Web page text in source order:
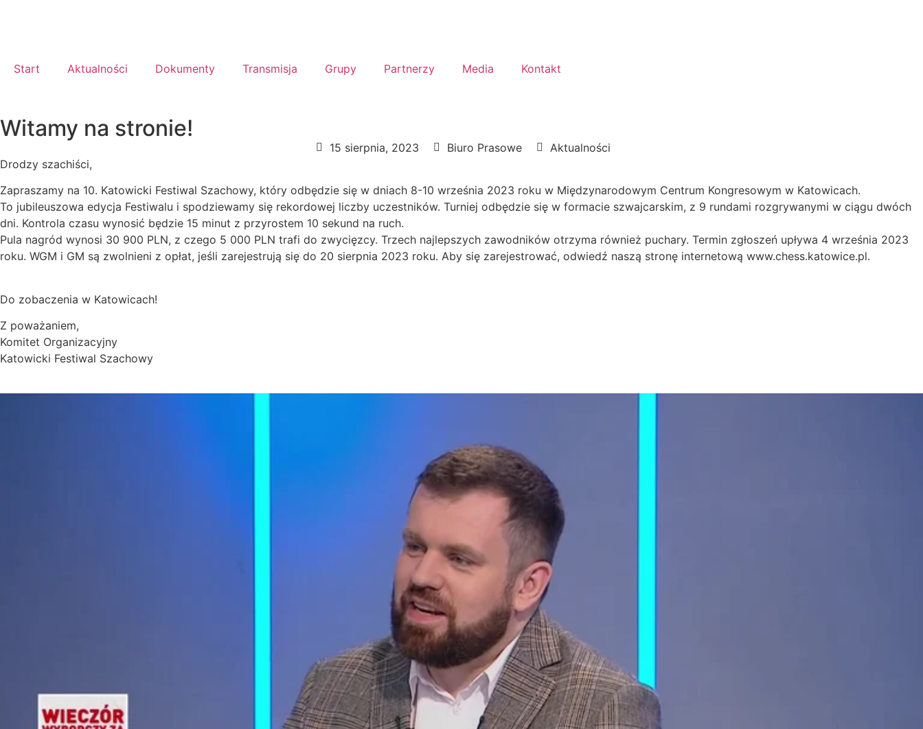
Start Aktualności Dokumenty Transmisja Grupy Partnerzy Media Kontakt
Witamy na stronie!
15 sierpnia, 2023 Biuro Prasowe
Aktualności
Drodzy szachiści,
Zapraszamy na 10. Katowicki Festiwal Szachowy, który odbędzie się w dniach 8-10 września 2023 roku w Międzynarodowym Centrum Kongresowym w Katowicach.
To jubileuszowa edycja Festiwalu i spodziewamy się rekordowej liczby uczestników. Turniej odbędzie się w formacie szwajcarskim, z 9 rundami rozgrywanymi w ciągu dwóch
dni. Kontrola czasu wynosić będzie 15 minut z przyrostem 10 sekund na ruch.
Pula nagród wynosi 30 900 PLN, z czego 5 000 PLN trafi do zwycięzcy. Trzech najlepszych zawodników otrzyma również puchary. Termin zgłoszeń upływa 4 września 2023
roku. WGM i GM są zwolnieni z opłat, jeśli zarejestrują się do 20 sierpnia 2023 roku. Aby się zarejestrować, odwiedź naszą stronę internetową www.chess.katowice.pl.
Do zobaczenia w Katowicach!
Z poważaniem,
Komitet Organizacyjny
Katowicki Festiwal Szachowy